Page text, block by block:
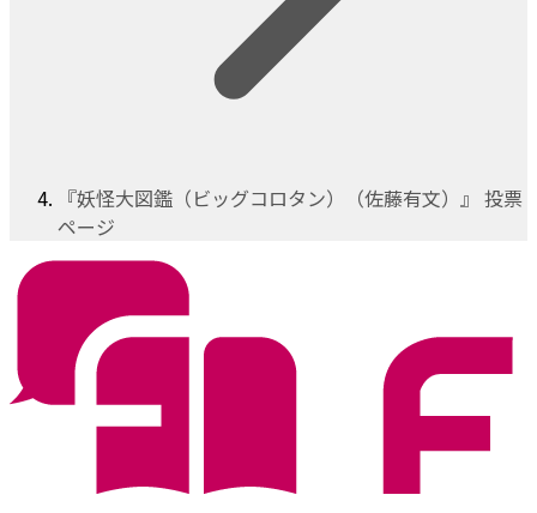
『妖怪大図鑑（ビッグコロタン）（佐藤有文）』 投票
ページ